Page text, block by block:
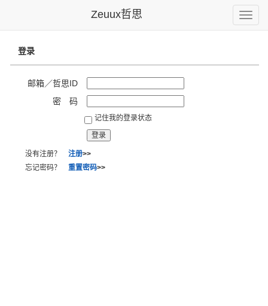
Toggle
Zeuux哲思
登录
邮箱／哲思ID
密 码
记住我的登录状态
没有注册？ 注册>>
忘记密码？ 重置密码>>